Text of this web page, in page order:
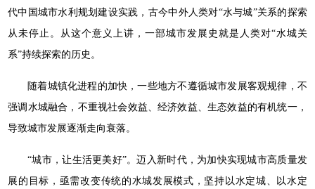
代中国城市水利规划建设实践，古今中外人类对“水与城”关系的探索
从未停止。从这个意义上讲，一部城市发展史就是人类对“水城关
系”持续探索的历史。
随着城镇化进程的加快，一些地方不遵循城市发展客观规律，不
强调水城融合，不重视社会效益、经济效益、生态效益的有机统一，
导致城市发展逐渐走向衰落。
“城市，让生活更美好”。迈入新时代，为加快实现城市高质量发
展的目标，亟需改变传统的水城发展模式，坚持以水定城、以水定